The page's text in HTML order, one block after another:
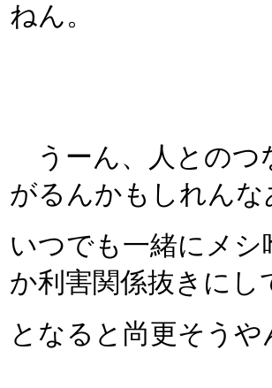
ねん。
うーん、人とのつ
がるんかもしれん
いつでも一緒にメ
か利害関係抜きにし
となると尚更そうや